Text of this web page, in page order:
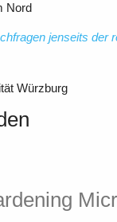
Nord
jenseits der
Würzburg